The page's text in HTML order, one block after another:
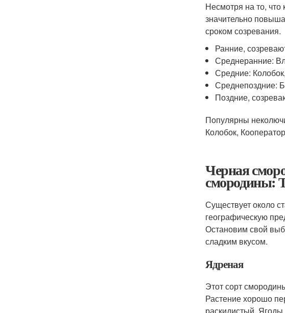
Несмотря на то, что
значительно
сроком созревания.
Ранние,
Среднеранние:
Средние:
Среднепоздние:
Поздние,
Популярны
Колобок,
Черная
смородины:
Существует около
географическую
Остановим свой
сладким вкусом.
Ядреная
Этот сорт
Растение хорошо